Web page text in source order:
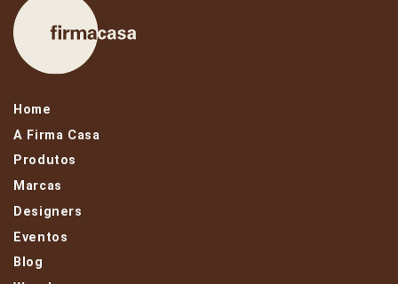
Home
A Firma Casa
Produtos
Marcas
Designers
Eventos
Blog